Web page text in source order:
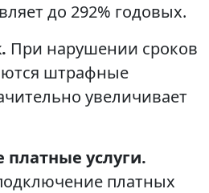
до 292% годовых.
При нарушении сроков
штрафные
увеличивает
услуги.
платных